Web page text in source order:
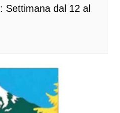
Settimana dal 12 al